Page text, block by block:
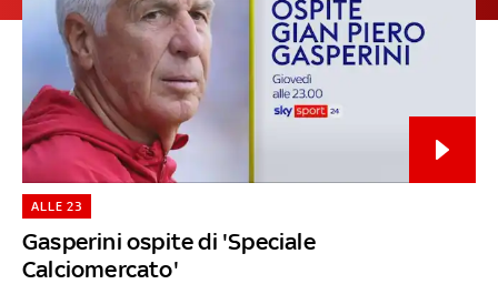
Gasperini ospite di 'Speciale
Calciomercato'
ALLE 23